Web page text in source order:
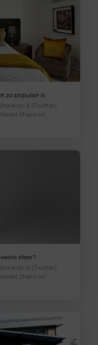
zo populair is
on X (Twitter)
Share on
sfeer?
on X (Twitter)
Share on